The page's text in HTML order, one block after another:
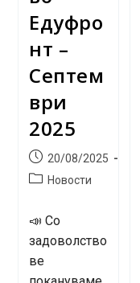
Едуфро
нт –
Септем
ври
2025
Post
published:
20/08/2025
PostНовости
📣 Со
задоволство
ве